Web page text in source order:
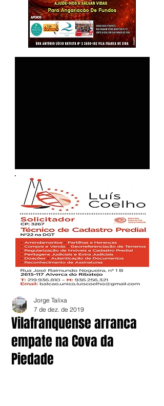
Vilafranquense arranca
empate na Cova da
Piedade
Jorge Talixa
7 de dez. de 2019